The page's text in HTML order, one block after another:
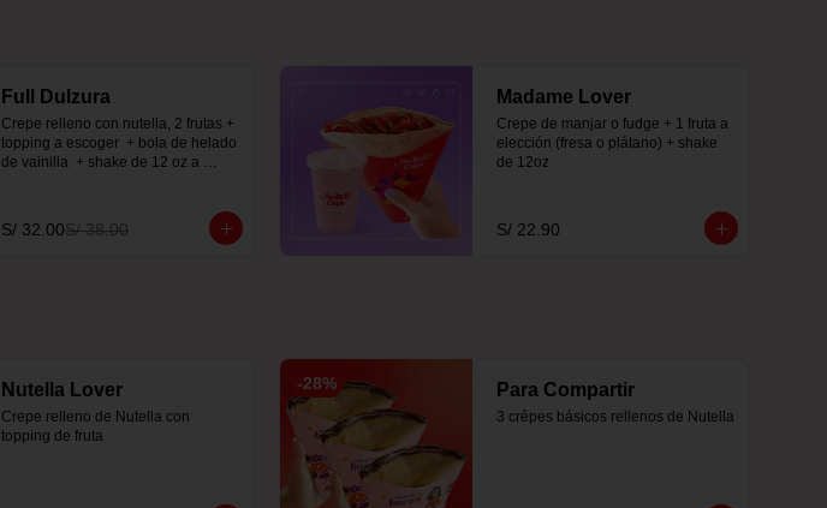
Full Dulzura
Crepe relleno con nutella, 2 frutas +
topping a escoger  + bola de helado
de vainilla  + shake de 12 oz a
S/ 32.00S/ 38.00
Madame Lover
Crepe de manjar o fudge + 1 fruta a
elección (fresa o plátano) + shake
de 12oz
S/ 22.90
Nutella Lover
Crepe relleno de Nutella con
topping de fruta
-28% Para Compartir
3 crêpes básicos rellenos de Nutella